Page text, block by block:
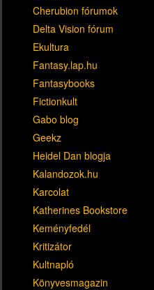
Cherubion fórumok
Delta Vision fórum
Ekultura
Fantasy.lap.hu
Fantasybooks
Fictionkult
Gabo blog
Geekz
Heidel Dan blogja
Kalandozok.hu
Karcolat
Katherines Bookstore
Keményfedél
Kritizátor
Kultnapló
Könyvesmagazin